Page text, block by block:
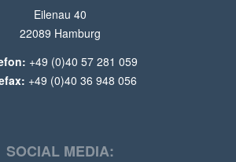
Eilenau 40
22089 Hamburg
+49 (0)40 57 281 059
+49 (0)40 36 948 056
SOCIAL MEDIA: